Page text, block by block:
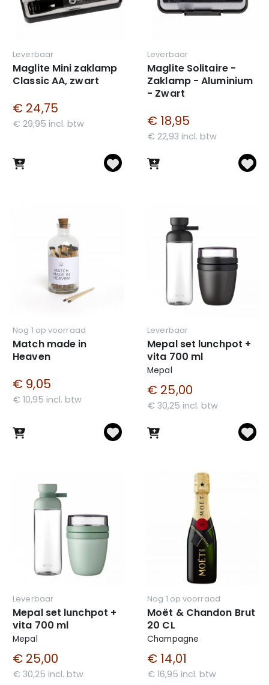
Leverbaar
Maglite Mini zaklamp
Classic AA, zwart
€ 24,75
€ 29,95 incl. btw
Leverbaar
Maglite Solitaire -
Zaklamp - Aluminium
- Zwart
€ 18,95
€ 22,93 incl. btw
Nog 1 op voorraad
Match made in
Heaven
€ 9,05
€ 10,95 incl. btw
Leverbaar
Mepal set lunchpot +
vita 700 ml
Mepal
€ 25,00
€ 30,25 incl. btw
Leverbaar
Mepal set lunchpot +
vita 700 ml
Mepal
€ 25,00
€ 30,25 incl. btw
Nog 1 op voorraad
Moët & Chandon Brut
20 CL
Champagne
€ 14,01
€ 16,95 incl. btw